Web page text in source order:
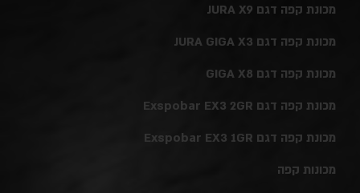
מכונת קפה דגם JURA X9
מכונת קפה דגם JURA GIGA X3
מכונת קפה דגם GIGA X8
מכונת קפה דגם Exspobar EX3 2GR
מכונת קפה דגם Exspobar EX3 1GR
מכונות קפה